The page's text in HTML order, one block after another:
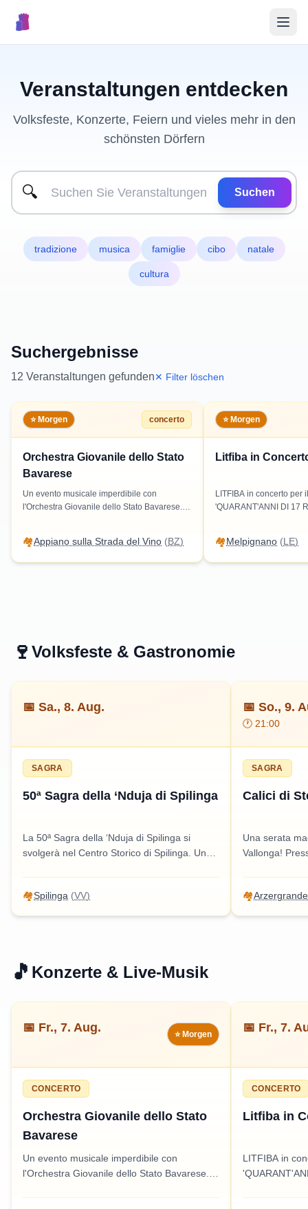
🏘️ Ortschaften
🇮🇹
Veranstaltungen entdecken
Volksfeste, Konzerte, Feiern und vieles mehr in den
schönsten Dörfern
🔍 Suchen
tradizione musica famiglie cibo natale
cultura
Suchergebnisse
12 Veranstaltungen gefunden✕ Filter löschen
⭐ Morgen concerto
Orchestra Giovanile dello Stato
Bavarese
Un evento musicale imperdibile con
l'Orchestra Giovanile dello Stato Bavarese.
straordinarie.
🏘️Appiano sulla Strada del Vino (BZ)
⭐ Morgen
Litfiba in
LITFIBA in concerto per
'QUARANT'ANNI DI 17
🏘️Melpignano (LE)
🍷 Volksfeste & Gastronomie
📅 Sa., 8. Aug.
SAGRA
50ª Sagra della ‘Nduja di Spilinga
La 50ª Sagra della ‘Nduja di Spilinga si
svolgerà nel Centro Storico di Spilinga. Un
attività per tutti.
🏘️Spilinga (VV)
📅 So., 9.
🕐 21:00
SAGRA
Calici di
Una serata
Vallonga!
godere di
degustazione
🏘️Arzergrande
🎵 Konzerte & Live-Musik
📅 Fr., 7. Aug. ⭐ Morgen
CONCERTO
Orchestra Giovanile dello Stato
Bavarese
Un evento musicale imperdibile con
l'Orchestra Giovanile dello Stato Bavarese.
📅 Fr., 7.
CONCERTO
Litfiba in
LITFIBA in